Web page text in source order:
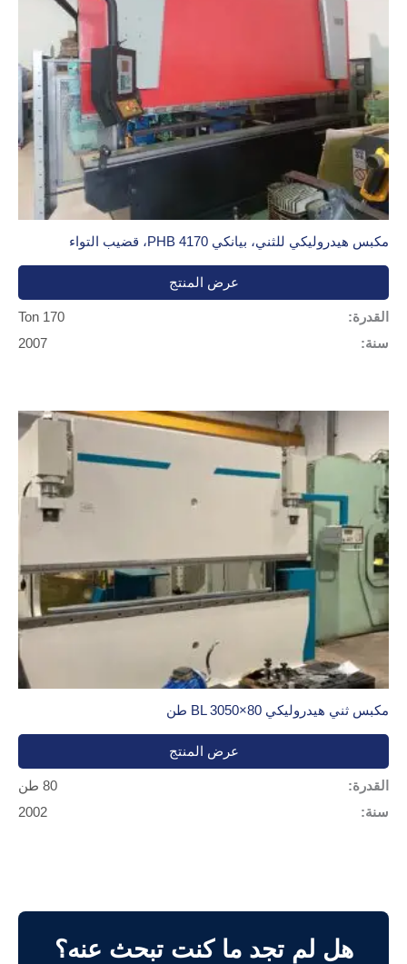
مكبس هيدروليكي للثني، بيانكي PHB 4170، قضيب التواء
عرض المنتج
القدرة:
170 Ton
سنة:
2007
مكبس ثني هيدروليكي BL 3050×80 طن
عرض المنتج
القدرة:
80 طن
سنة:
2002
هل لم تجد ما كنت تبحث عنه؟